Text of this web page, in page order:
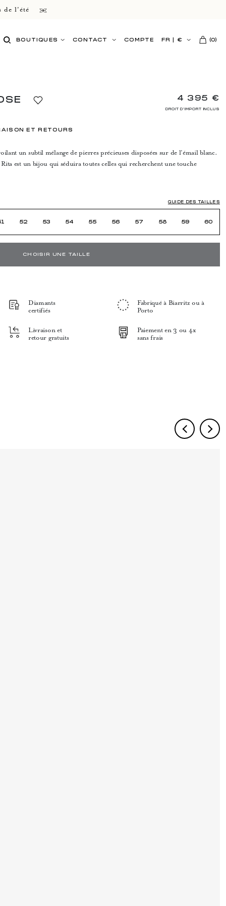
de l'été
BOUTIQUES CONTACT COMPTE FR € (0)
4 395 €
DROIT D'IMPORT INCLUS
ET RETOURS
un subtil mélange de pierres précieuses disposées sur de l’émail blanc.
est un bijou qui séduira toutes celles qui recherchent une touche
GUIDE DES TAILLES
52 53 54 55 56 57 58 59 60
CHOISIR UNE TAILLE
Diamants
certifiés
Fabriqué à Biarritz ou à
Porto
Livraison et
retour gratuits
Paiement en 3 ou 4x
sans frais